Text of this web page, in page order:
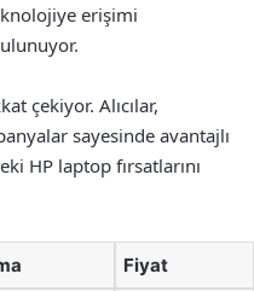
erişimi
çekiyor. Alıcılar,
sayesinde avantajlı
HP laptop fırsatlarını
Fiyat